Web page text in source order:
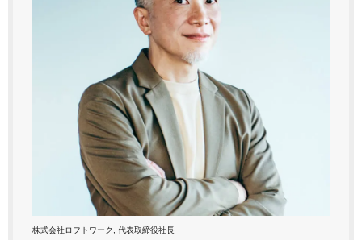
株式会社ロフトワーク, 代表取締役社長